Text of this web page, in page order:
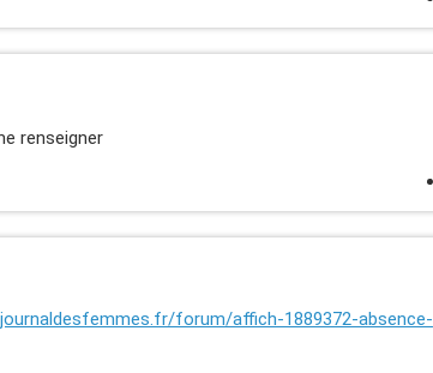
renseigner
forum/affich-1889372-absence-